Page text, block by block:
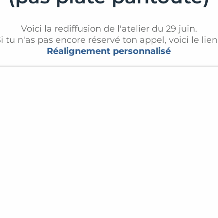
Voici la rediffusion de l'atelier du 29 juin.
tu n'as pas encore réservé ton appel, voici le
Réalignement personnalisé